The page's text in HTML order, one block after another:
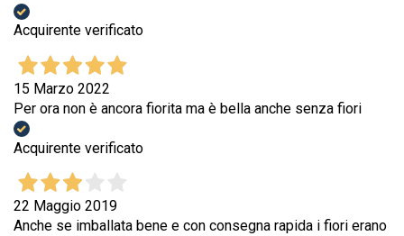
Acquirente verificato
15 Marzo 2022
Per ora non è ancora fiorita ma è bella anche senza fiori
Acquirente verificato
22 Maggio 2019
Anche se imballata bene e con consegna rapida i fiori erano